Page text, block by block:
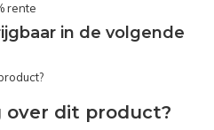
rente
in de volgende
over dit product?